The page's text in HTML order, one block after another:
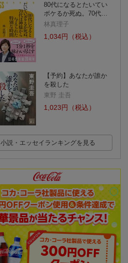
癒しの島
楊智凱
乱鴉の島
有栖川 有栖
80代になるとたいてい
ボケるか死ぬ。70代…
林真理子
1,034円（税込）
【予約】あなたが誰か
を殺した
東野 圭吾
1,023円（税込）
小説・エッセイランキングを見る